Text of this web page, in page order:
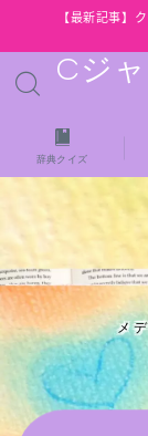
【最新記事】
Cジャ
MENU
HOME
【最新】クイ
★全種/アロ
イズ＆プチ辞典
★アロマ検
★アロマハー
辞典クイズ
メ